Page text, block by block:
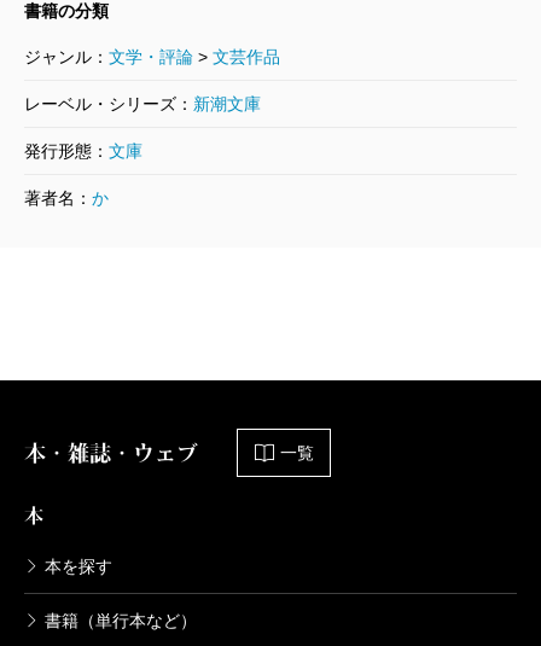
書籍の分類
ジャンル： 文学・評論 > 文芸作品
レーベル・シリーズ： 新潮文庫
発行形態： 文庫
著者名： か
本・雑誌・ウェブ 一覧
本
本を探す
書籍（単行本など）